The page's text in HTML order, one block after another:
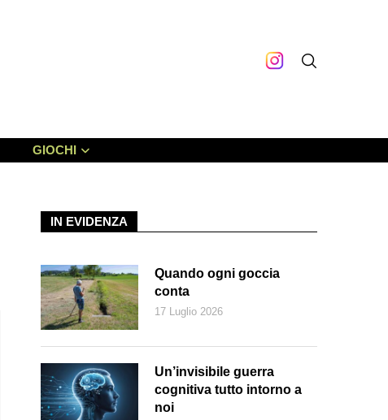
GIOCHI
IN EVIDENZA
Quando ogni goccia
conta
17 Luglio 2026
Un’invisibile guerra
cognitiva tutto intorno a
noi